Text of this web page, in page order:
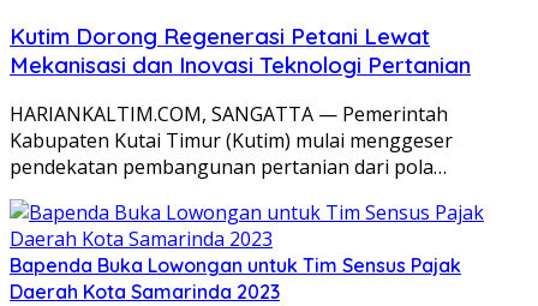
Kutim Dorong Regenerasi Petani Lewat
Mekanisasi dan Inovasi Teknologi Pertanian
HARIANKALTIM.COM, SANGATTA — Pemerintah
Kabupaten Kutai Timur (Kutim) mulai menggeser
pendekatan pembangunan pertanian dari pola…
Bapenda Buka Lowongan untuk Tim Sensus Pajak
Daerah Kota Samarinda 2023